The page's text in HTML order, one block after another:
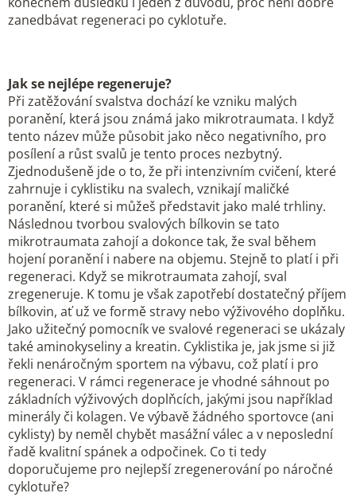
zanedbávat regeneraci po cyklotuře.
Jak se nejlépe regeneruje?
Při zatěžování svalstva dochází ke vzniku malých
poranění, která jsou známá jako mikrotraumata. I když
tento název může působit jako něco negativního, pro
posílení a růst svalů je tento proces nezbytný.
Zjednodušeně jde o to, že při intenzivním cvičení, které
zahrnuje i cyklistiku na svalech, vznikají maličké
poranění, které si můžeš představit jako malé trhliny.
Následnou tvorbou svalových bílkovin se tato
mikrotraumata zahojí a dokonce tak, že sval během
hojení poranění i nabere na objemu. Stejně to platí i při
regeneraci. Když se mikrotraumata zahojí, sval
zregeneruje. K tomu je však zapotřebí dostatečný příjem
bílkovin, ať už ve formě stravy nebo výživového doplňku.
Jako užitečný pomocník ve svalové regeneraci se ukázaly
také aminokyseliny a kreatin. Cyklistika je, jak jsme si již
řekli nenáročným sportem na výbavu, což platí i pro
regeneraci. V rámci regenerace je vhodné sáhnout po
základních výživových doplňcích, jakými jsou například
minerály či kolagen. Ve výbavě žádného sportovce (ani
cyklisty) by neměl chybět masážní válec a v neposlední
řadě kvalitní spánek a odpočinek. Co ti tedy
doporučujeme pro nejlepší zregenerování po náročné
cyklotuře?